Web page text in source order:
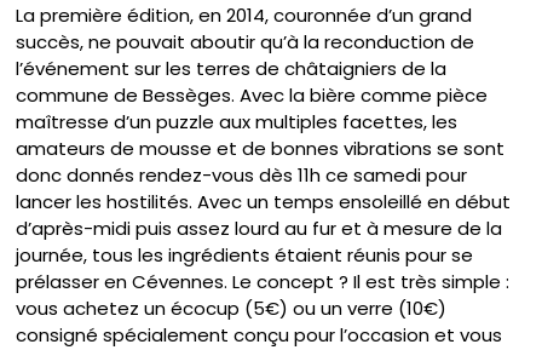
La première édition, en 2014, couronnée d’un grand
succès, ne pouvait aboutir qu’à la reconduction de
l’événement sur les terres de châtaigniers de la
commune de Bessèges. Avec la bière comme pièce
maîtresse d’un puzzle aux multiples facettes, les
amateurs de mousse et de bonnes vibrations se sont
donc donnés rendez-vous dès 11h ce samedi pour
lancer les hostilités. Avec un temps ensoleillé en début
d’après-midi puis assez lourd au fur et à mesure de la
journée, tous les ingrédients étaient réunis pour se
prélasser en Cévennes. Le concept ? Il est très simple :
vous achetez un écocup (5€) ou un verre (10€)
consigné spécialement conçu pour l’occasion et vous